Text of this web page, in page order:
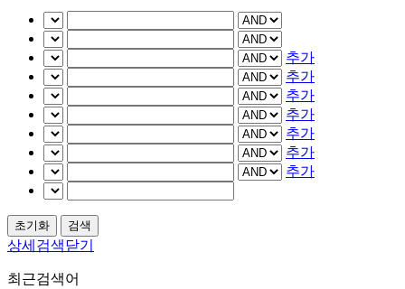
추가
추가
추가
추가
추가
추가
추가
상세검색닫기
최근검색어